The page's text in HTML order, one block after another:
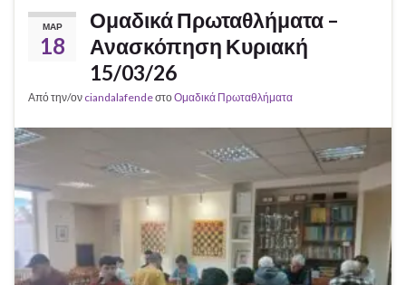
ΜΑΡ
18
Ομαδικά Πρωταθλήματα –
Ανασκόπηση Κυριακή
15/03/26
Από την/ον ciandalafendeστοΟμαδικά Πρωταθλήματα